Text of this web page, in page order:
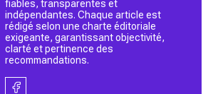
fiables, transparentes et
indépendantes. Chaque article est
rédigé selon une charte éditoriale
exigeante, garantissant objectivité,
clarté et pertinence des
recommandations.